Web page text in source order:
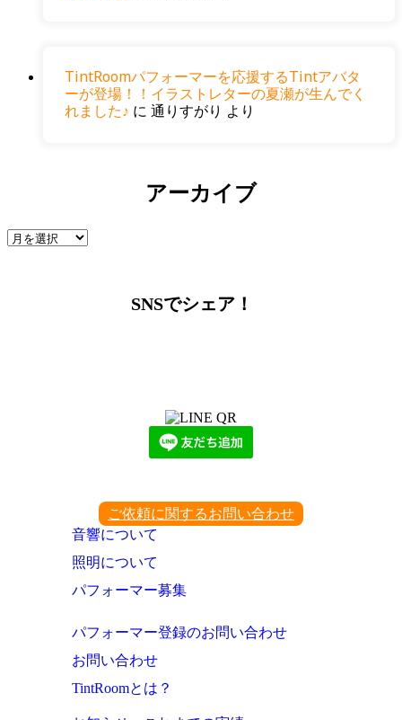
TintRoomパフォーマーを応援するTintアバタ
ーが登場！！イラストレターの夏瀬が生んでく
れました♪ に 通りすがり より
アーカイブ
SNSでシェア！
ご依頼に関するお問い合わせ
音響について
照明について
パフォーマー募集
パフォーマー登録のお問い合わせ
お問い合わせ
TintRoomとは？